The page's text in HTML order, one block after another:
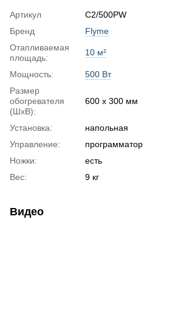
Артикул
C2/500PW
Бренд
Flyme
Отапливаемая
площадь:
10 м²
Мощность:
500 Вт
Размер
обогревателя
(ШхВ):
600 x 300 мм
Установка:
напольная
Управление:
программатор
Ножки:
есть
Вес:
9 кг
Видео